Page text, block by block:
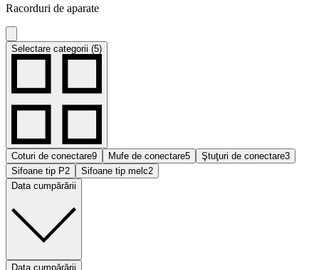
Racorduri de aparate
Selectare categorii (5)
Coturi de conectare9 Mufe de conectare5 Ştuţuri de conectare3
Sifoane tip P2 Sifoane tip melc2
Data cumpărării
Data cumpărării